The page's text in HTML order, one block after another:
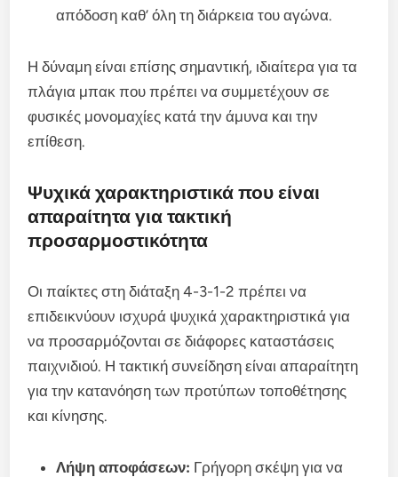
απόδοση καθ’ όλη τη διάρκεια του αγώνα.
Η δύναμη είναι επίσης σημαντική, ιδιαίτερα για τα
πλάγια μπακ που πρέπει να συμμετέχουν σε
φυσικές μονομαχίες κατά την άμυνα και την
επίθεση.
Ψυχικά χαρακτηριστικά που είναι
απαραίτητα για τακτική
προσαρμοστικότητα
Οι παίκτες στη διάταξη 4-3-1-2 πρέπει να
επιδεικνύουν ισχυρά ψυχικά χαρακτηριστικά για
να προσαρμόζονται σε διάφορες καταστάσεις
παιχνιδιού. Η τακτική συνείδηση είναι απαραίτητη
για την κατανόηση των προτύπων τοποθέτησης
και κίνησης.
Λήψη αποφάσεων: Γρήγορη σκέψη για να